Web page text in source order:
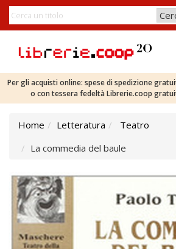
Per gli acquisti online: spese di spedizione
o con tessera fedeltà Librerie.coop
Home Letteratura
Teatro
La commedia del baule